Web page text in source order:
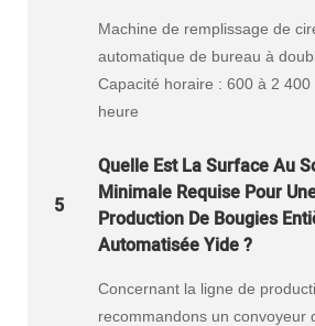
Machine de remplissage de
automatique de bureau à
Capacité horaire : 600 à 2 400
heure
5
Quelle Est La Surface Au
Minimale Requise Pour
Production De Bougies
Automatisée Yide ?
Concernant la ligne de
recommandons un convoyeur